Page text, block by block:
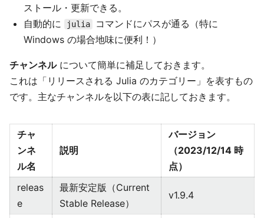
ストール・更新できる。
自動的に
julia
コマンドにパスが通る（特に
Windows の場合地味に便利！）
チャンネルについて簡単に補足しておきます。
これは「リリースされる Julia のカテゴリー」を表すもの
です。主なチャンネルを以下の表に記しておきます。
チャ
ンネ
ル名
説明
バージョン
（2023/12/14 時
点）
releas
e
最新安定版（Current
Stable Release）
v1.9.4